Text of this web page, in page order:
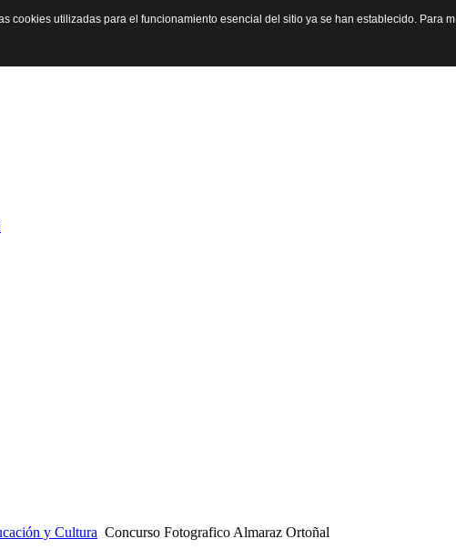
y Cultura Concurso Fotografico Almaraz Ortoñal
cookies utilizadas para el funcionamiento esencial del sitio ya se han establecido. Para